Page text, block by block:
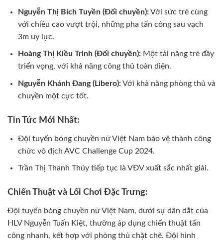
Nguyễn Thị Bích Tuyền (Đối chuyền):Với sức trẻ cùng
với chiều cao vượt trội, những pha tấn công sau vạch
3m uy lực.
Hoàng Thị Kiều Trinh (Đối chuyền):Một tài năng trẻ đầy
triển vọng, với khả năng công thủ toàn diện.
Nguyễn Khánh Đang (Libero):Với khả năng phòng thủ và
chuyền một cực tốt.
Tin Tức Mới Nhất:
Đội tuyển bóng chuyền nữ Việt Nam bảo vệ thành công
chức vô địch AVC Challenge Cup 2024.
Trần Thị Thanh Thúy tiếp tục là VĐV xuất sắc nhất giải.
Chiến Thuật và Lối Chơi Đặc Trưng:
Đội tuyển bóng chuyền nữ Việt Nam, dưới sự dẫn dắt của
HLV Nguyễn Tuấn Kiệt, thường áp dụng chiến thuật tấn
công nhanh, kết hợp với phòng thủ chặt chẽ. Đội hình